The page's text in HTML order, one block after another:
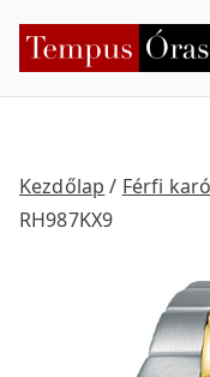
Kezdőlap / Férfi
RH987KX9